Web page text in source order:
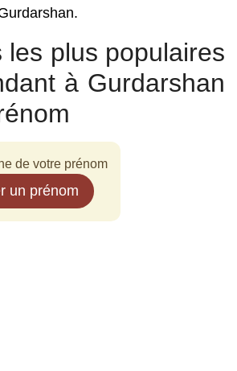
les plus populaires
à Gurdarshan
de votre prénom
un prénom